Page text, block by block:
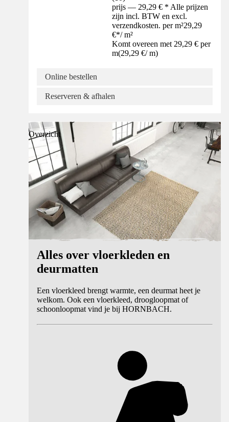
prijs — 29,29 € * Alle prijzen
zijn incl. BTW en excl.
verzendkosten. per m²29,29
€*/ m²
Komt overeen met 29,29 € per
m(29,29 €/ m)
Online bestellen
Reserveren & afhalen
Overzicht
Alles over vloerkleden en
deurmatten
Een vloerkleed brengt warmte, een deurmat heet je
welkom. Ook een vloerkleed, droogloopmat of
schoonloopmat vind je bij HORNBACH.